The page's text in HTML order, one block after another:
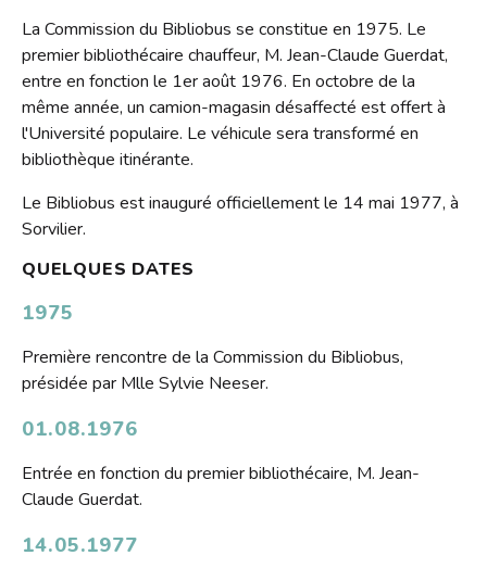
Soutenir le Bibliobus
Emplois
Contact
Liens
La Commission du Bibliobus se constitue en 1975. Le
premier bibliothécaire chauffeur, M. Jean-Claude Guerdat,
entre en fonction le 1er août 1976. En octobre de la
même année, un camion-magasin désaffecté est offert à
l'Université populaire. Le véhicule sera transformé en
bibliothèque itinérante.
Le Bibliobus est inauguré officiellement le 14 mai 1977, à
Sorvilier.
QUELQUES DATES
1975
Première rencontre de la Commission du Bibliobus,
présidée par Mlle Sylvie Neeser.
01.08.1976
Entrée en fonction du premier bibliothécaire, M. Jean-
Claude Guerdat.
14.05.1977